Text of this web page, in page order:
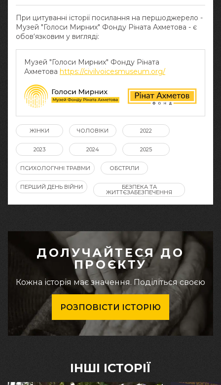
При цитуванні історії посилання на першоджерело -
Музей "Голоси Мирних" Фонду Ріната Ахметова - є
обов‘язковим у вигляді:
Музей "Голоси Мирних" Фонду Ріната
Ахметова https://civilvoicesmuseum.org/
ЖІНКИ ЧОЛОВІКИ 2022
2023 2024 2025
ПСИХОЛОГІЧНІ ТРАВМИ ОБСТРІЛИ
ПЕРШИЙ ДЕНЬ ВІЙНИ БЕЗПЕКА ТА
ЖИТТЄЗАБЕЗПЕЧЕННЯ
ДОЛУЧАЙТЕСЯ ДО
ПРОЄКТУ
Кожна історія має значення. Поділіться своєю
РОЗПОВІСТИ ІСТОРІЮ
ІНШІ ІСТОРІЇ